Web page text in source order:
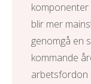
blir mer
genomgå en
kommande
arbetsfordon